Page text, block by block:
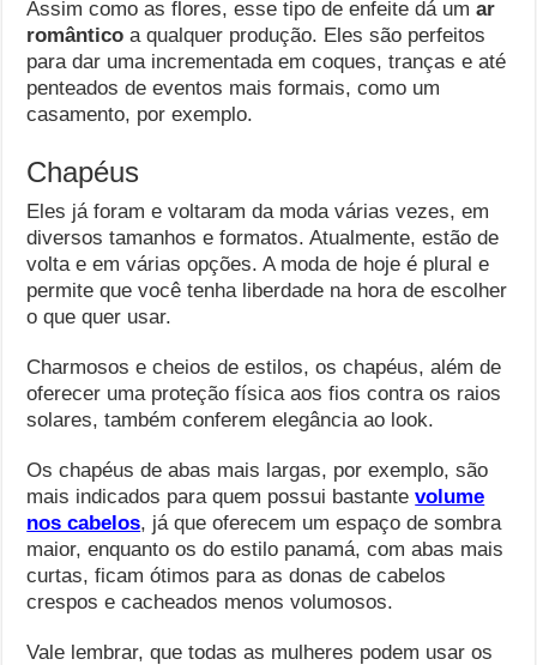
Assim como as flores, esse tipo de enfeite dá umar
romântico a qualquer produção. Eles são perfeitos
para dar uma incrementada em coques, tranças e até
penteados de eventos mais formais, como um
casamento, por exemplo.
Chapéus
Eles já foram e voltaram da moda várias vezes, em
diversos tamanhos e formatos. Atualmente, estão de
volta e em várias opções. A moda de hoje é plural e
permite que você tenha liberdade na hora de escolher
o que quer usar.
Charmosos e cheios de estilos, os chapéus, além de
oferecer uma proteção física aos fios contra os raios
solares, também conferem elegância ao look.
Os chapéus de abas mais largas, por exemplo, são
mais indicados para quem possui bastante volume
nos cabelos, já que oferecem um espaço de sombra
maior, enquanto os do estilo panamá, com abas mais
curtas, ficam ótimos para as donas de cabelos
crespos e cacheados menos volumosos.
Vale lembrar, que todas as mulheres podem usar os